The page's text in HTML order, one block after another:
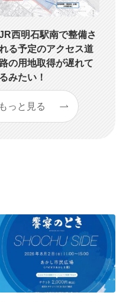
西明石駅南で整備さ
る予定のアクセス道
路の用地取得が遅れて
るみたい！
っと見る